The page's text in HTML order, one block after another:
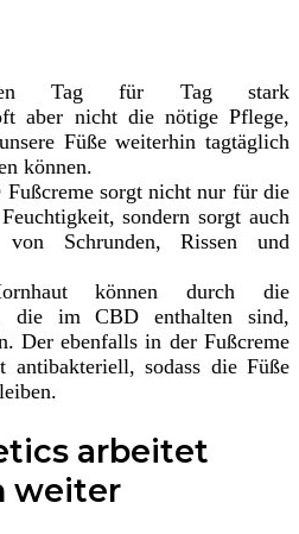
Tag für Tag stark
aber nicht die nötige Pflege,
Füße weiterhin tagtäglich
können.
sorgt nicht nur für die
sondern sorgt auch
Schrunden, Rissen und
können durch die
die im CBD enthalten sind,
Der ebenfalls in der Fußcreme
antibakteriell, sodass die Füße
arbeitet
weiter